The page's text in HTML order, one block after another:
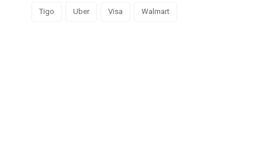
Tigo Uber Visa Walmart